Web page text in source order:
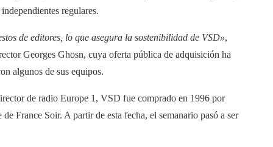
regulares.
de editores, lo que asegura la sostenibilidad de VSD»,
Georges Ghosn, cuya oferta pública de adquisición ha
algunos de sus equipos.
de radio Europe 1, VSD fue comprado en 1996 por
France Soir. A partir de esta fecha, el semanario pasó a ser